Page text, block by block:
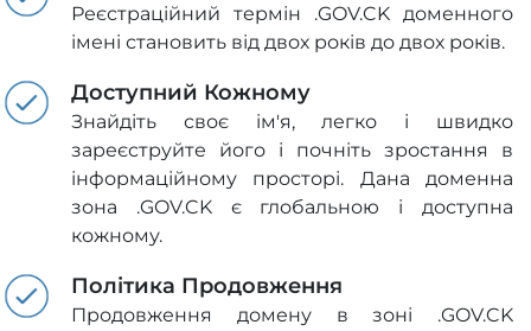
Реєстраційний термін .GOV.CK доменного
імені становить від двох років до двох років.
Доступний Кожному
Знайдіть своє ім'я, легко і швидко
зареєструйте його і почніть зростання в
інформаційному просторі. Дана доменна
зона .GOV.CK є глобальною і доступна
кожному.
Політика Продовження
Продовження домену в зоні .GOV.CK